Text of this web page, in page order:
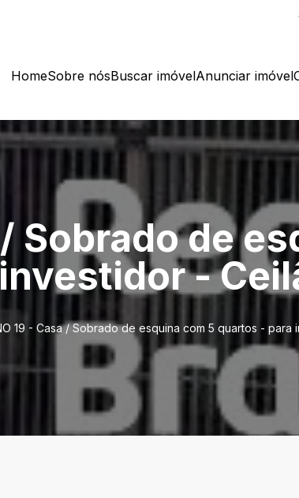
HomeSobre nósBuscar imóvelAnunciar imóvel
Sobrado de
-
19 - Casa / Sobrado de esquina com 5 quartos - para